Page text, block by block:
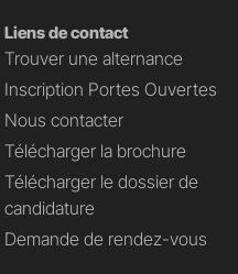
Liens de contact
Trouver une alternance
Inscription Portes Ouvertes
Nous contacter
Télécharger la brochure
Télécharger le dossier de
candidature
Demande de rendez-vous